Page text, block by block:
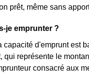
prêt, même sans
je emprunter ?
capacité d'emprunt est
qui représente le
consacré aux